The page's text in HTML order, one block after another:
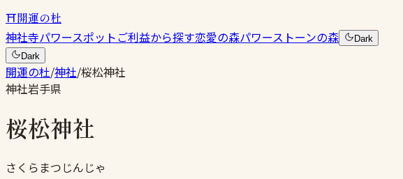
⛩開運の杜
神社寺パワースポットご利益から探す恋愛の森パワーストーンの森
Dark
Dark
開運の杜/神社/桜松神社
神社岩手県
桜松神社
さくらまつじんじゃ